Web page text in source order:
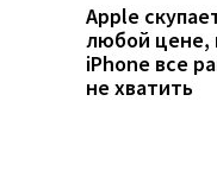
Apple
любой цене,
iPhone все
не хватить